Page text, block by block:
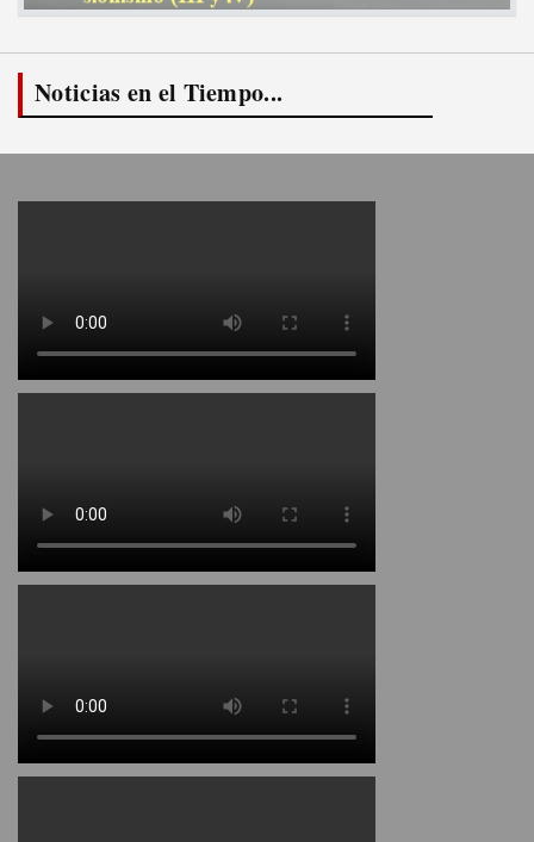
Noticias en el Tiempo...